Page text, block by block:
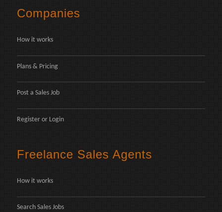
Companies
How it works
Plans & Pricing
Post a Sales Job
Register or Login
Freelance Sales Agents
How it works
Search Sales Jobs